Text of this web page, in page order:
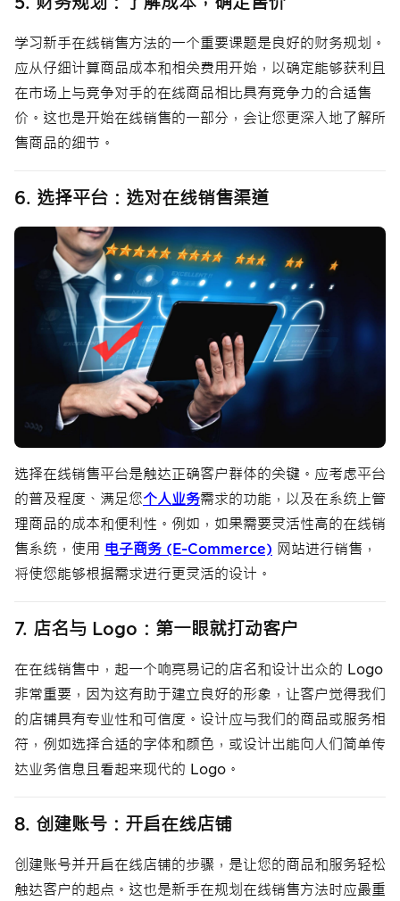
学习新手在线销售方法的一个重要课题是良好的财务规划。
应从仔细计算商品成本和相关费用开始，以确定能够获利且
在市场上与竞争对手的在线商品相比具有竞争力的合适售
价。这也是开始在线销售的一部分，会让您更深入地了解所
售商品的细节。
6. 选择平台：选对在线销售渠道
选择在线销售平台是触达正确客户群体的关键。应考虑平台
的普及程度、满足您个人业务需求的功能，以及在系统上管
理商品的成本和便利性。例如，如果需要灵活性高的在线销
售系统，使用 电子商务 (E-Commerce) 网站进行销售，
将使您能够根据需求进行更灵活的设计。
7. 店名与 Logo：第一眼就打动客户
在在线销售中，起一个响亮易记的店名和设计出众的 Logo
非常重要，因为这有助于建立良好的形象，让客户觉得我们
的店铺具有专业性和可信度。设计应与我们的商品或服务相
符，例如选择合适的字体和颜色，或设计出能向人们简单传
达业务信息且看起来现代的 Logo。
8. 创建账号：开启在线店铺
创建账号并开启在线店铺的步骤，是让您的商品和服务轻松
触达客户的起点。这也是新手在规划在线销售方法时应最重